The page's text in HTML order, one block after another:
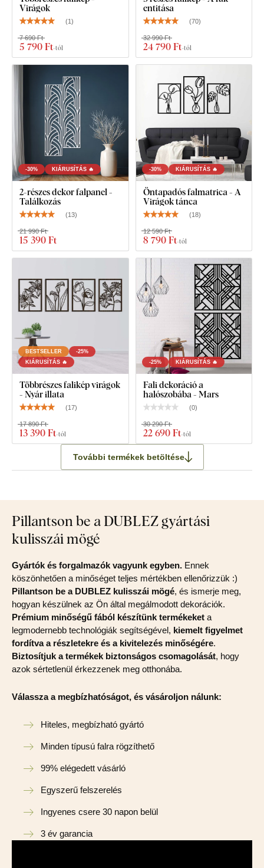
Virágok
(1)
5 790 Ft-tól
7 690 Ft
entitása
(70)
24 790 Ft-tól
32 990 Ft
-30% KIÁRUSÍTÁS 🔥
2-részes dekor falpanel -
Találkozás
(13)
15 390 Ft
21 990 Ft
-30% KIÁRUSÍTÁS 🔥
Öntapadós falmatrica - A
Virágok tánca
(18)
8 790 Ft-tól
12 590 Ft
BESTSELLER
-25%
KIÁRUSÍTÁS 🔥
Többrészes falikép virágok
- Nyár illata
(17)
13 390 Ft-tól
17 890 Ft
-25% KIÁRUSÍTÁS 🔥
Fali dekoráció a
halószobába - Mars
(0)
22 690 Ft-tól
30 290 Ft
További termékek betöltése
Pillantson be a DUBLEZ gyártási
kulisszái mögé
Gyártók és forgalmazók vagyunk egyben. Ennek
köszönhetően a minőséget teljes mértékben ellenőrizzük :)
Pillantson be a DUBLEZ kulisszái mögé, és ismerje meg,
hogyan készülnek az Ön által megálmodott dekorációk.
Prémium minőségű fából készítünk termékeket a
legmodernebb technológiák segítségével, kiemelt figyelmet
fordítva a részletekre és a kivitelezés minőségére.
Biztosítjuk a termékek biztonságos csomagolását, hogy
azok sértetlenül érkezzenek meg otthonába.
Válassza a megbízhatóságot, és vásároljon nálunk:
Hiteles, megbízható gyártó
Minden típusú falra rögzíthető
99% elégedett vásárló
Egyszerű felszerelés
Ingyenes csere 30 napon belül
3 év garancia